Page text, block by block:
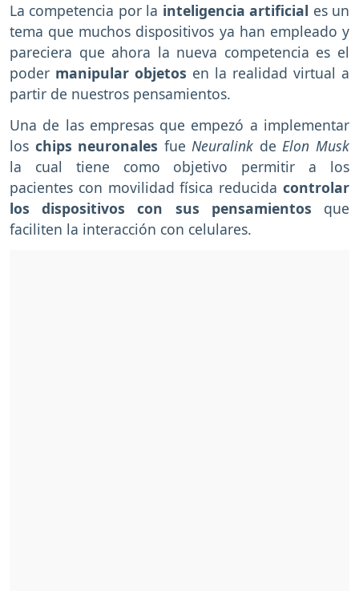
La competencia por la inteligencia artificial es un
tema que muchos dispositivos ya han empleado y
pareciera que ahora la nueva competencia es el
poder manipular objetos en la realidad virtual a
partir de nuestros pensamientos.
Una de las empresas que empezó a implementar
los chips neuronales fueNeuralink deElon Musk
la cual tiene como objetivo permitir a los
pacientes con movilidad física reducida controlar
los dispositivos con sus pensamientos que
faciliten la interacción con celulares.